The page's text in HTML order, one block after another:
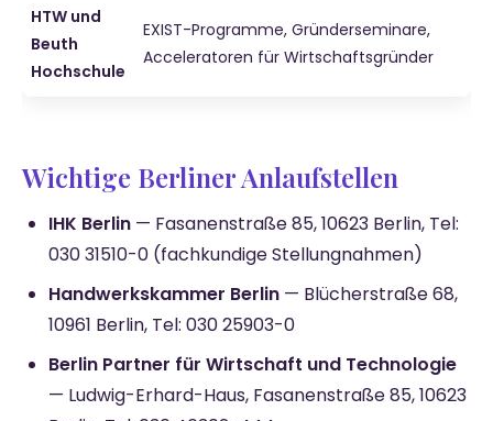
HTW und
Beuth
Hochschule
EXIST-Programme, Gründerseminare,
Acceleratoren für Wirtschaftsgründer
Wichtige Berliner Anlaufstellen
IHK Berlin — Fasanenstraße 85, 10623 Berlin, Tel:
030 31510-0 (fachkundige Stellungnahmen)
Handwerkskammer Berlin — Blücherstraße 68,
10961 Berlin, Tel: 030 25903-0
Berlin Partner für Wirtschaft und Technologie
— Ludwig-Erhard-Haus, Fasanenstraße 85, 10623